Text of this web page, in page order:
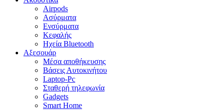
Airpods
Ασύρματα
Ενσύρματα
Κεφαλής
Ηχεία Bluetooth
Αξεσουάρ
Μέσα αποθήκευσης
Βάσεις Αυτοκινήτου
Laptop-Pc
Σταθερή τηλεφωνία
Gadgets
Smart Home